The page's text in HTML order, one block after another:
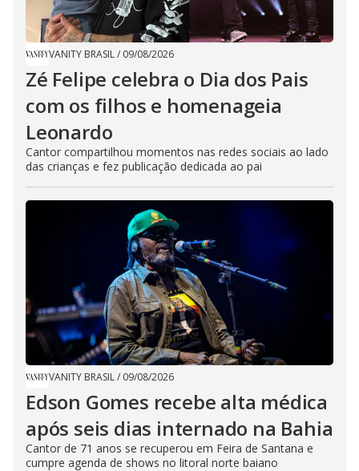
VANITY BRASIL/ 09/08/2026
Zé Felipe celebra o Dia dos Pais
com os filhos e homenageia
Leonardo
Cantor compartilhou momentos nas redes sociais ao lado
das crianças e fez publicação dedicada ao pai
VANITY BRASIL/ 09/08/2026
Edson Gomes recebe alta médica
após seis dias internado na Bahia
Cantor de 71 anos se recuperou em Feira de Santana e
cumpre agenda de shows no litoral norte baiano